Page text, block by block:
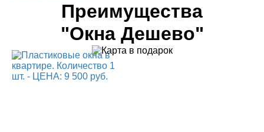
Преимущества
"Окна Дешево"